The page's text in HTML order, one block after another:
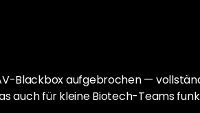
Blackbox aufgebrochen —
auch für kleine Biotech-Teams